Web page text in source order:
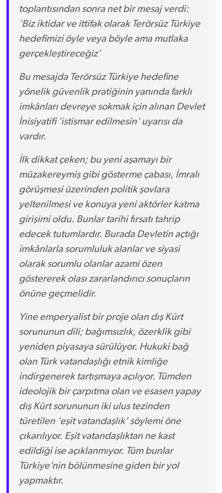
toplantısından sonra net bir mesaj verdi:
'Biz iktidar ve ittifak olarak Terörsüz Türkiye
hedefimizi öyle veya böyle ama mutlaka
gerçekleştireceğiz'
Bu mesajda Terörsüz Türkiye hedefine
yönelik güvenlik pratiğinin yanında farklı
imkânları devreye sokmak için alınan Devlet
İnisiyatifi 'istismar edilmesin' uyarısı da
vardır.
İlk dikkat çeken; bu yeni aşamayı bir
müzakereymiş gibi gösterme çabası, İmralı
görüşmesi üzerinden politik şovlara
yeltenilmesi ve konuya yeni aktörler katma
girişimi oldu. Bunlar tarihi fırsatı tahrip
edecek tutumlardır. Burada Devletin açtığı
imkânlarla sorumluluk alanlar ve siyasi
olarak sorumlu olanlar azami özen
göstererek olası zararlandırıcı sonuçların
önüne geçmelidir.
Yine emperyalist bir proje olan dış Kürt
sorununun dili; bağımsızlık, özerklik gibi
yeniden piyasaya sürülüyor. Hukuki bağ
olan Türk vatandaşlığı etnik kimliğe
indirgenerek tartışmaya açılıyor. Tümden
ideolojik bir çarpıtma olan ve esasen yapay
dış Kürt sorununun iki ulus tezinden
türetilen ‘eşit vatandaşlık’ söylemi öne
çıkarılıyor. Eşit vatandaşlıktan ne kast
edildiği ise açıklanmıyor. Tüm bunlar
Türkiye’nin bölünmesine giden bir yol
yapmaktır.